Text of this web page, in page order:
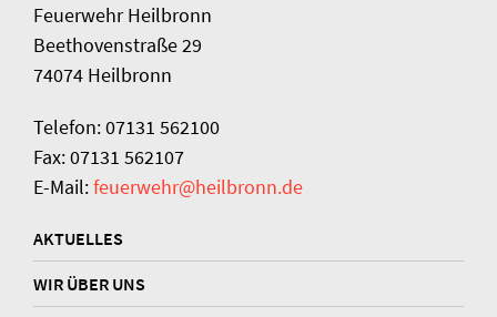
Feuerwehr Heilbronn
Beethovenstraße 29
74074 Heilbronn
Telefon: 07131 562100
Fax: 07131 562107
E-Mail:feuerwehr@heilbronn.de
AKTUELLES
WIR ÜBER UNS